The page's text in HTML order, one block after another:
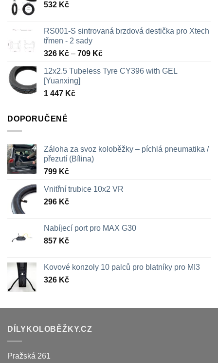
532 Kč
RS001-S sintrovaná brzdová destička pro Xtech
třmen - 2 sady
326 Kč – 709 KčRozpětí
326 Kč
12x2.5 Tubeless Tyre CY396 with GEL
[Yuanxing]
1 447 Kč
DOPORUČENÉ
Záloha za svoz koloběžky – píchlá pneumatika /
přezutí (Bílina)
799 Kč
Vnitřní trubice 10x2 VR
296 Kč
Nabíjecí port pro MAX G30
857 Kč
Kovové konzoly 10 palců pro blatníky pro MI3
326 Kč
DÍLYKOLOBĚŽKY.CZ
Pražská 261